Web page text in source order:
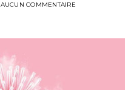
AUCUN COMMENTAIRE